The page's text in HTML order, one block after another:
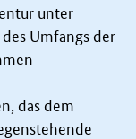
unter
Umfangs der
das dem